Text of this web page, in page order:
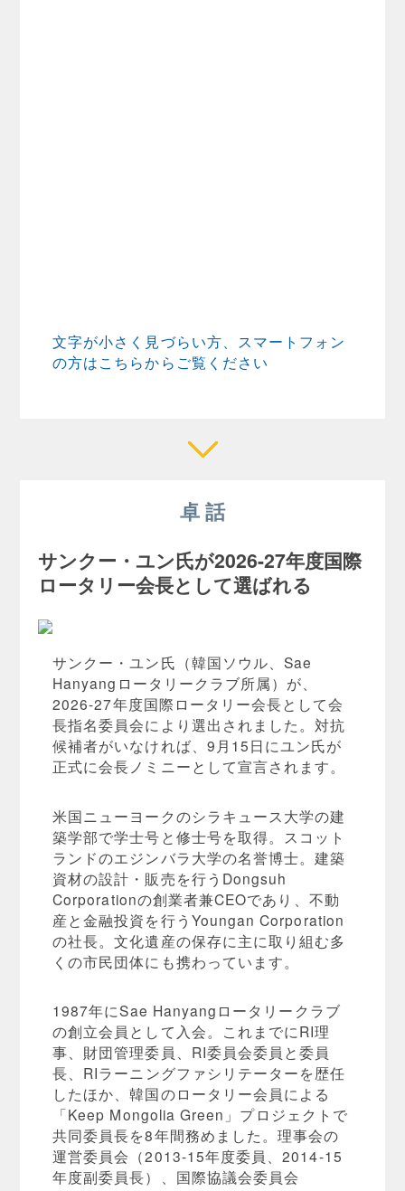
文字が小さく見づらい方、スマートフォン
の方はこちらからご覧ください
卓 話
サンクー・ユン氏が2026-27年度国際
ロータリー会長として選ばれる
サンクー・ユン氏（韓国ソウル、Sae
Hanyangロータリークラブ所属）が、
2026-27年度国際ロータリー会長として会
長指名委員会により選出されました。対抗
候補者がいなければ、9月15日にユン氏が
正式に会長ノミニーとして宣言されます。
米国ニューヨークのシラキュース大学の建
築学部で学士号と修士号を取得。スコット
ランドのエジンバラ大学の名誉博士。建築
資材の設計・販売を行うDongsuh
Corporationの創業者兼CEOであり、不動
産と金融投資を行うYoungan Corporation
の社長。文化遺産の保存に主に取り組む多
くの市民団体にも携わっています。
1987年にSae Hanyangロータリークラブ
の創立会員として入会。これまでにRI理
事、財団管理委員、RI委員会委員と委員
長、RIラーニングファシリテーターを歴任
したほか、韓国のロータリー会員による
「Keep Mongolia Green」プロジェクトで
共同委員長を8年間務めました。理事会の
運営委員会（2013-15年度委員、2014-15
年度副委員長）、国際協議会委員会